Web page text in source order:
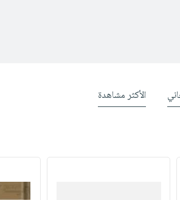
الأكثر مشاهدة